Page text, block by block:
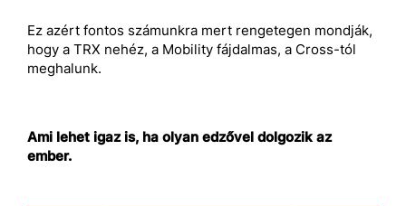
Ez azért fontos számunkra mert rengetegen mondják,
hogy a TRX nehéz, a Mobility fájdalmas, a Cross-tól
meghalunk.
Ami lehet igaz is, ha olyan edzővel dolgozik az
ember.